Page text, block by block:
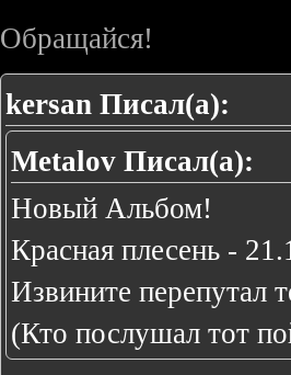
Обращайся!
kersan Писал(а):
Metalov Писал(а):
Новый Альбом!
Красная плесень -
Извините перепутал
(Кто послушал тот